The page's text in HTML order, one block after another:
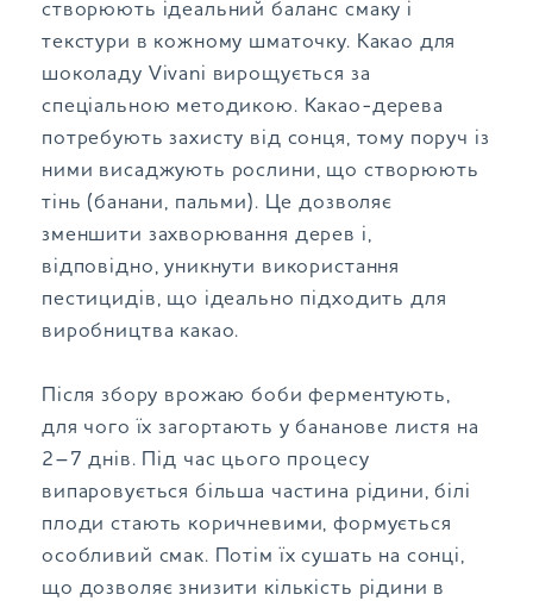
створюють ідеальний баланс смаку і
текстури в кожному шматочку. Какао для
шоколаду Vivani вирощується за
спеціальною методикою. Какао-дерева
потребують захисту від сонця, тому поруч із
ними висаджують рослини, що створюють
тінь (банани, пальми). Це дозволяє
зменшити захворювання дерев і,
відповідно, уникнути використання
пестицидів, що ідеально підходить для
виробництва какао.
Після збору врожаю боби ферментують,
для чого їх загортають у бананове листя на
2–7 днів. Під час цього процесу
випаровується більша частина рідини, білі
плоди стають коричневими, формується
особливий смак. Потім їх сушать на сонці,
що дозволяє знизити кількість рідини в